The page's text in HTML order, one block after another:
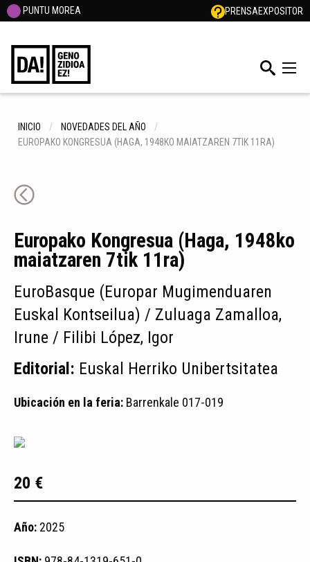
PUNTU MOREA PRENSAEXPOSITOR
INICIO
NOVEDADES DEL AÑO
EUROPAKO KONGRESUA (HAGA, 1948KO MAIATZAREN 7TIK 11RA)
Europako Kongresua (Haga, 1948ko
maiatzaren 7tik 11ra)
EuroBasque (Europar Mugimenduaren
Euskal Kontseilua) / Zuluaga Zamalloa,
Irune / Filibi López, Igor
Editorial: Euskal Herriko Unibertsitatea
Ubicación en la feria: Barrenkale 017-019
20 €
Año: 2025